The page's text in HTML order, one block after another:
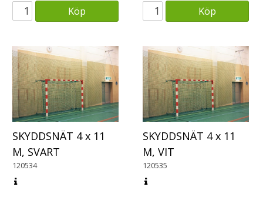
Köp Köp
SKYDDSNÄT 4 x 11
M, SVART
120534
SKYDDSNÄT 4 x 11
M, VIT
120535